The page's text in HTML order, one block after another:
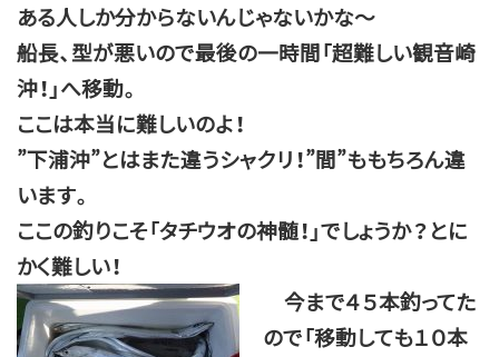
ある人しか分からないんじゃないかな～
船長、型が悪いので最後の一時間「超難しい観音崎
沖！」へ移動。
ここは本当に難しいのよ！
”下浦沖”とはまた違うシャクリ！”間”ももちろん違
います。
ここの釣りこそ「タチウオの神髄！」でしょうか？とに
かく難しい！
今まで４５本釣ってた
ので「移動しても１０本